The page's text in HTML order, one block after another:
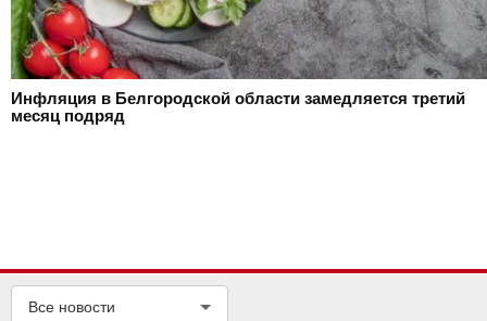
Инфляция в Белгородской области замедляется третий
месяц подряд
Все новости